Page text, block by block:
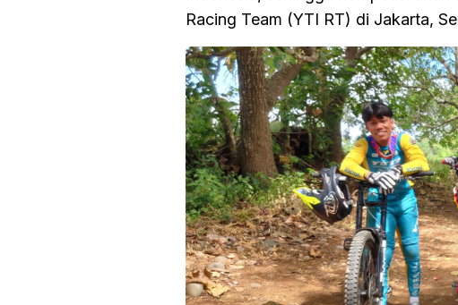
Racing Team (YTI RT) di Jakarta,